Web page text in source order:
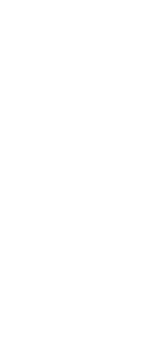
: livraison sous 2 à 5 jours
à votre domicile !
: sélectionner vos
et retirer votre colis
duquel vous avez effectué
14 jours pour retourner
achat. Les frais de retour